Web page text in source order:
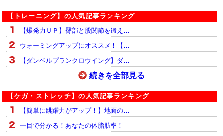
【トレーニング】の人気記事ランキング
【爆発力ＵＰ】臀部と股関節を鍛え…
ウォーミングアップにオススメ！【…
【ダンベルプランクロウイング】ダ…
続きを全部見る
【ケガ・ストレッチ】の人気記事ランキング
【簡単に跳躍力がアップ！】地面の…
一目で分かる！あなたの体脂肪率！